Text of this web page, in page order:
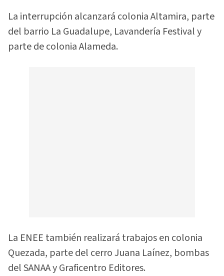
La interrupción alcanzará colonia Altamira, parte
del barrio La Guadalupe, Lavandería Festival y
parte de colonia Alameda.
La ENEE también realizará trabajos en colonia
Quezada, parte del cerro Juana Laínez, bombas
del SANAA y Graficentro Editores.